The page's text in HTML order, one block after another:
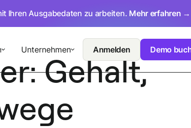
Ihren Ausgabedaten zu arbeiten. Mehr erfahren →
Unternehmen Anmelden Demo
Gehalt,